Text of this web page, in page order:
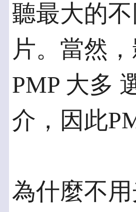
聽最大的
片。當然
PMP 大多
介，因此
為什麼不